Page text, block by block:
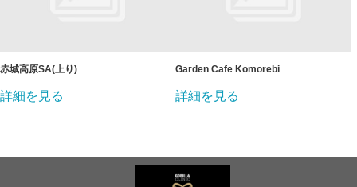
赤城高原SA(上り)
詳細を見る
Garden Cafe Komorebi
詳細を見る